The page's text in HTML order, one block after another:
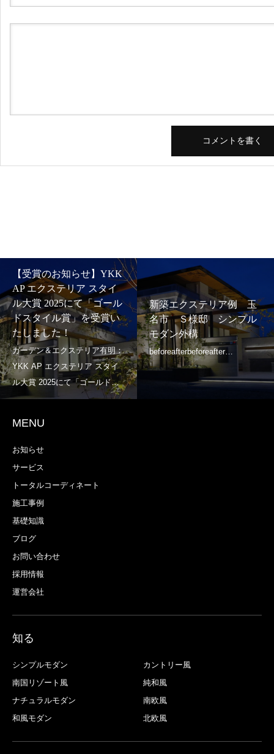
【受賞のお知らせ】YKK
AP エクステリア スタイ
ル大賞 2025にて「ゴール
ドスタイル賞」を受賞い
たしました！
新築エクステリア例 玉
名市 Ｓ様邸 シンプル
モダン外構
MENU
お知らせ
サービス
トータルコーディネート
施工事例
基礎知識
ブログ
お問い合わせ
採用情報
運営会社
知る
シンプルモダン
カントリー風
南国リゾート風
純和風
ナチュラルモダン
南欧風
和風モダン
北欧風